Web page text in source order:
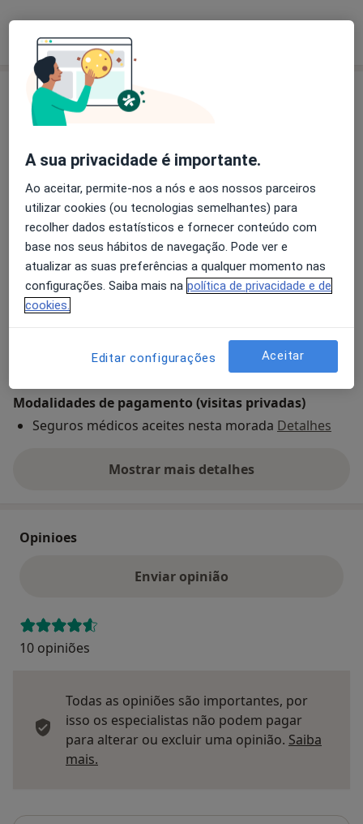
Como mostramos os preços?
Consultórios (3)
Consultório privado
Avenida Central,nº7 (2ºB), Coimbra
Ampliar o mapaabre num novo separador
Disponibilidade
Este especialista não disponibiliza reservas online
O que posso fazer agora?
Modalidades de pagamento (visitas privadas)
Seguros médicos aceites nesta morada Detalhes
Mostrar mais detalhes
sobre o endereço
Opinioes
Enviar opinião
10 opiniões
Todas as opiniões são importantes, por
isso os especialistas não podem pagar
para alterar ou excluir uma opinião. Saiba
mais.
A sua privacidade é importante.
Ao aceitar, permite-nos a nós e aos nossos parceiros
utilizar cookies (ou tecnologias semelhantes) para
recolher dados estatísticos e fornecer conteúdo com
base nos seus hábitos de navegação. Pode ver e
atualizar as suas preferências a qualquer momento nas
configurações. Saiba mais na política de privacidade e de
cookies.
Editar configurações Aceitar